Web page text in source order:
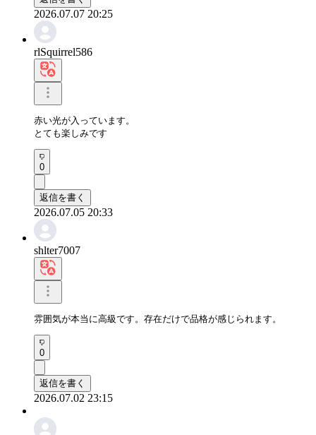
2026.07.07 20:25
rlSquirrel586
赤い光が入っています。
とても楽しみです
0
返信を書く
2026.07.05 20:33
shlter7007
雰囲気が本当に高級です。存在だけで品格が感じられます。
0
返信を書く
2026.07.02 23:15